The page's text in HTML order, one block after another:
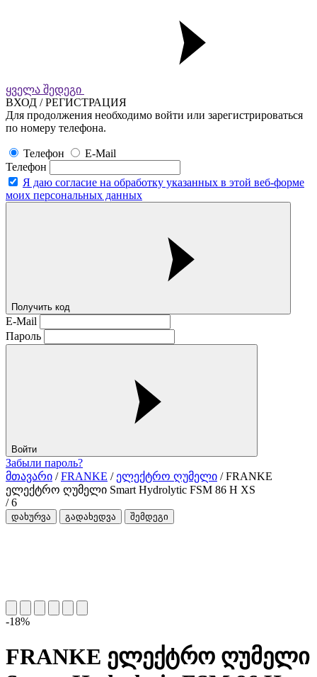
ყველა შედეგი
ВХОД / РЕГИСТРАЦИЯ
Для продолжения необходимо войти или зарегистрироваться
по номеру телефона.
Телефон
E-Mail
Телефон
Я даю согласие на обработку указанных в этой веб-форме
моих персональных данных
Получить код
E-Mail
Пароль
Войти
Забыли пароль?
მთავარი /FRANKE / ელექტრო ღუმელი / FRANKE
ელექტრო ღუმელი Smart Hydrolytic FSM 86 H XS
/ 6
დახურვა გადახედვა შემდეგი
-18%
FRANKE ელექტრო ღუმელი